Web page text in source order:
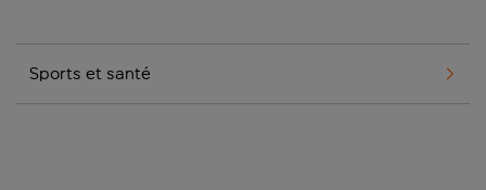
Sports et santé